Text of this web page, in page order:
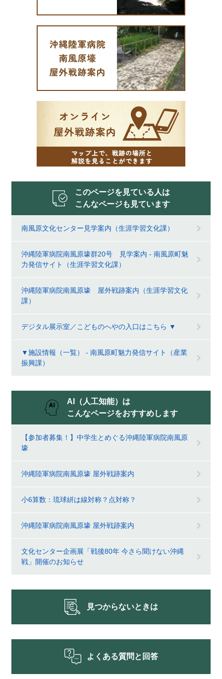
このページを見ている人は
こんなページも見ています
南風原文化センター見学案内（生涯学習文化課）
沖縄陸軍病院南風原壕群20号 見学案内 - 南風原町魅
力発信サイト（生涯学習文化課）
沖縄陸軍病院南風原壕 屋外戦跡案内（生涯学習文化
課）
デジタル展示室／こどものへやの入口はこちら ▼
▼施設情報（一覧） - 南風原町魅力発信サイト（産業
振興課）
AI（人工知能）は
こんなページをおすすめします
【参加者募集！】中学生とめぐる沖縄陸軍病院南風原
壕
沖縄陸軍病院南風原壕 屋外戦跡案内
小6算数：琉球絣は線対称？点対称？
沖縄陸軍病院南風原壕 屋外戦跡案内
文化センター企画展「戦後80年 今さら聞けない沖縄
戦」開催のお知らせ
見つからないときは
よくある質問と回答